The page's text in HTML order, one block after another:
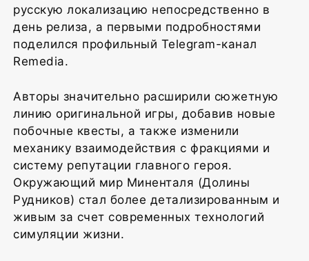
русскую локализацию непосредственно в
день релиза, а первыми подробностями
поделился профильный Telegram-канал
Remedia.
Авторы значительно расширили сюжетную
линию оригинальной игры, добавив новые
побочные квесты, а также изменили
механику взаимодействия с фракциями и
систему репутации главного героя.
Окружающий мир Миненталя (Долины
Рудников) стал более детализированным и
живым за счет современных технологий
симуляции жизни.